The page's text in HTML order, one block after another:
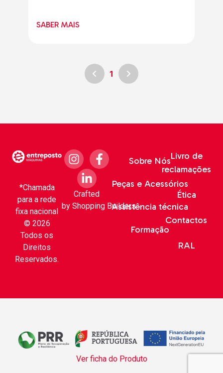
SABER MAIS
1
*Chamada
para a rede
fixa nacional
© 2026
Todos os
Direitos
Reservados.
Sobre Nós
Peças e Acessórios
Assistência técnica
Formação
Livro de
reclamações
Ética
Contactos
RAL
Crafted
by Shopping Builders
Ver ficha do Produto